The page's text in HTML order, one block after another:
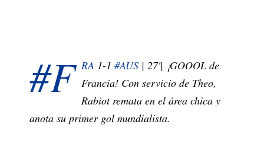
#F RA 1-1 #AUS | 27'| ¡GOOOL de
Francia! Con servicio de Theo,
Rabiot remata en el área chica y
anota su primer gol mundialista.